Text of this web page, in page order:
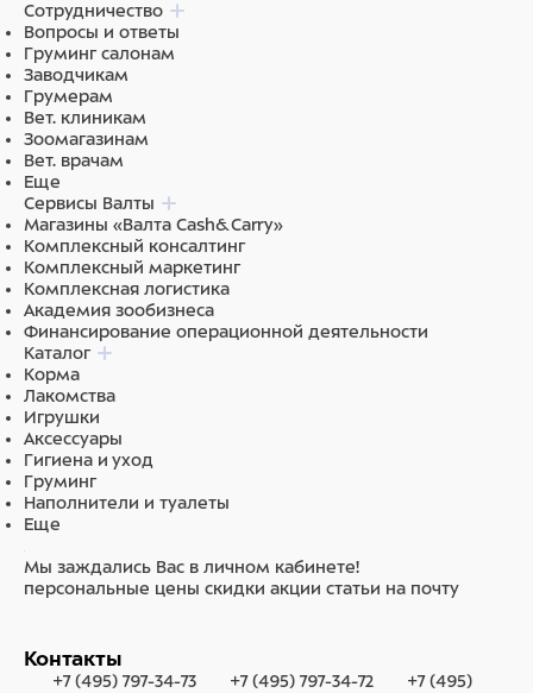
Сотрудничество
Вопросы и ответы
Груминг салонам
Заводчикам
Грумерам
Вет. клиникам
Зоомагазинам
Вет. врачам
Еще
Сервисы Валты
Магазины «Валта Cash&Carry»
Комплексный консалтинг
Комплексный маркетинг
Комплексная логистика
Академия зообизнеса
Финансирование операционной деятельности
Каталог
Корма
Лакомства
Игрушки
Аксессуары
Гигиена и уход
Груминг
Наполнители и туалеты
Еще
Мы заждались Вас в личном кабинете!
персональные цены скидки акции статьи на почту
Контакты
+7 (495) 797-34-73 +7 (495) 797-34-72
+7 (495)